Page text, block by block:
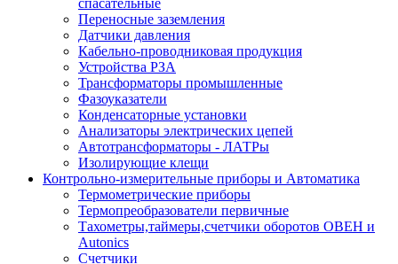
спасательные
Переносные заземления
Датчики давления
Кабельно-проводниковая продукция
Устройства РЗА
Трансформаторы промышленные
Фазоуказатели
Конденсаторные установки
Анализаторы электрических цепей
Автотрансформаторы - ЛАТРы
Изолирующие клещи
Контрольно-измерительные приборы и Автоматика
Термометрические приборы
Термопреобразователи первичные
Тахометры,таймеры,счетчики оборотов ОВЕН и
Autonics
Счетчики